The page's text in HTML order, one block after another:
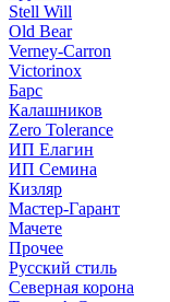
Stell Will
Old Bear
Verney-Carron
Victorinox
Барс
Калашников
Zero Tolerance
ИП Елагин
ИП Семина
Кизляр
Мастер-Гарант
Мачете
Прочее
Русский стиль
Северная корона